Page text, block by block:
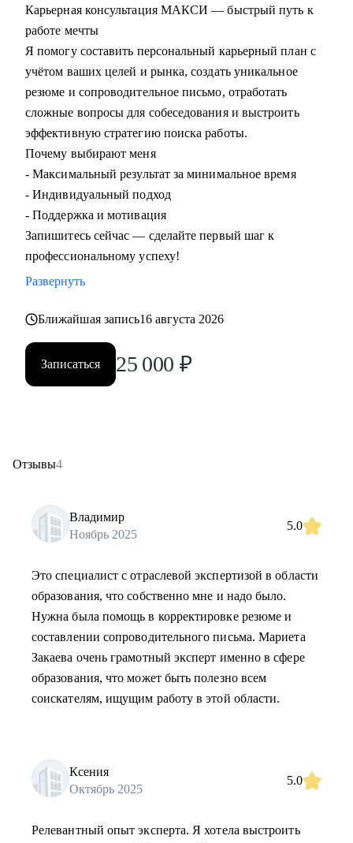
Карьерная консультация МАКСИ — быстрый путь к
работе мечты
Я помогу составить персональный карьерный план с
учётом ваших целей и рынка, создать уникальное
резюме и сопроводительное письмо, отработать
сложные вопросы для собеседования и выстроить
эффективную стратегию поиска работы.
Почему выбирают меня
- Максимальный результат за минимальное время
- Индивидуальный подход
- Поддержка и мотивация
Запишитесь сейчас — сделайте первый шаг к
профессиональному успеху!
Развернуть
Ближайшая запись16 августа 2026
Записаться 25 000 ₽
Отзывы4
Владимир
Ноябрь 2025
5.0
Это специалист с отраслевой экспертизой в области
образования, что собственно мне и надо было.
Нужна была помощь в корректировке резюме и
составлении сопроводительного письма. Мариета
Закаева очень грамотный эксперт именно в сфере
образования, что может быть полезно всем
соискателям, ищущим работу в этой области.
Ксения
Октябрь 2025
5.0
Релевантный опыт эксперта. Я хотела выстроить